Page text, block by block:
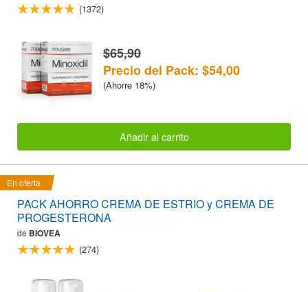
(1372)
$65,90
Precio del Pack: $54,00
(Ahorre 18%)
Añadir al carrito
En oferta
PACK AHORRO CREMA DE ESTRIO y CREMA DE
PROGESTERONA
de BIOVEA
(274)